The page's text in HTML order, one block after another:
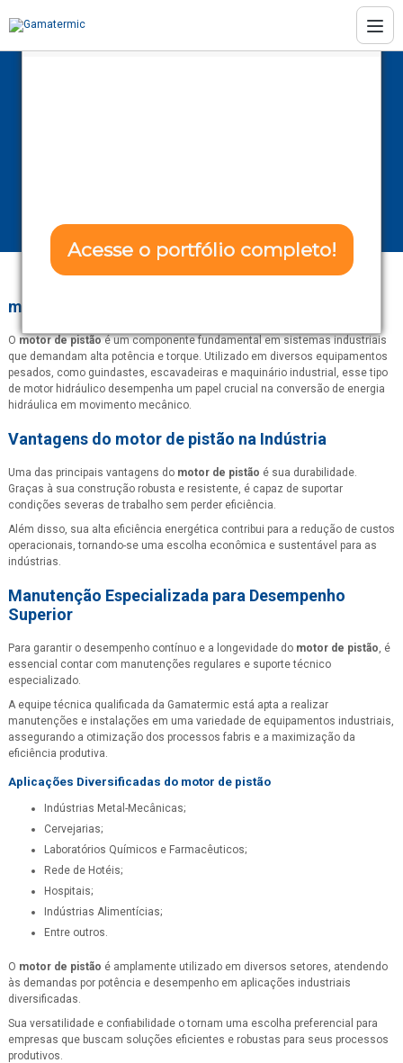
Acesse o portfólio completo!
motor de pistão
O motor de pistãoé um componente fundamental em sistemas industriais
que demandam alta potência e torque. Utilizado em diversos equipamentos
pesados, como guindastes, escavadeiras e maquinário industrial, esse tipo
de motor hidráulico desempenha um papel crucial na conversão de energia
hidráulica em movimento mecânico.
Vantagens do motor de pistão na Indústria
Uma das principais vantagens do motor de pistão é sua durabilidade.
Graças à sua construção robusta e resistente, é capaz de suportar
condições severas de trabalho sem perder eficiência.
Além disso, sua alta eficiência energética contribui para a redução de custos
operacionais, tornando-se uma escolha econômica e sustentável para as
indústrias.
Manutenção Especializada para Desempenho
Superior
Para garantir o desempenho contínuo e a longevidade do motor de pistão, é
essencial contar com manutenções regulares e suporte técnico
especializado.
A equipe técnica qualificada da Gamatermic está apta a realizar
manutenções e instalações em uma variedade de equipamentos industriais,
assegurando a otimização dos processos fabris e a maximização da
eficiência produtiva.
Aplicações Diversificadas do motor de pistão
Indústrias Metal-Mecânicas;
Cervejarias;
Laboratórios Químicos e Farmacêuticos;
Rede de Hotéis;
Hospitais;
Indústrias Alimentícias;
Entre outros.
O motor de pistão é amplamente utilizado em diversos setores, atendendo
às demandas por potência e desempenho em aplicações industriais
diversificadas.
Sua versatilidade e confiabilidade o tornam uma escolha preferencial para
empresas que buscam soluções eficientes e robustas para seus processos
produtivos.